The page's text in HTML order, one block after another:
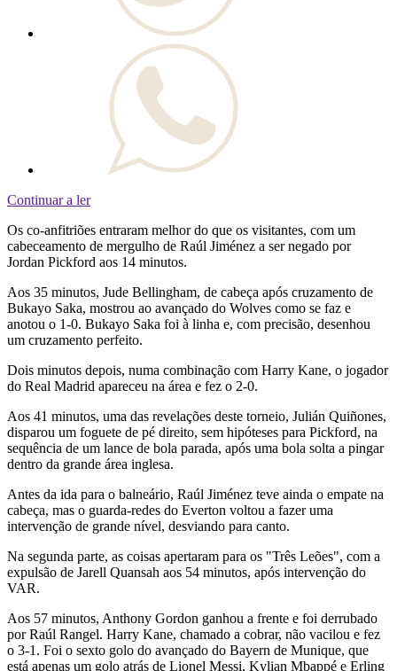
Continuar a ler
Os co-anfitriões entraram melhor do que os visitantes, com um
cabeceamento de mergulho de Raúl Jiménez a ser negado por
Jordan Pickford aos 14 minutos.
Aos 35 minutos, Jude Bellingham, de cabeça após cruzamento de
Bukayo Saka, mostrou ao avançado do Wolves como se faz e
anotou o 1-0. Bukayo Saka foi à linha e, com precisão, desenhou
um cruzamento perfeito.
Dois minutos depois, numa combinação com Harry Kane, o jogador
do Real Madrid apareceu na área e fez o 2-0.
Aos 41 minutos, uma das revelações deste torneio, Julián Quiñones,
disparou um foguete de pé direito, sem hipóteses para Pickford, na
sequência de um lance de bola parada, após uma bola solta a pingar
dentro da grande área inglesa.
Antes da ida para o balneário, Raúl Jiménez teve ainda o empate na
cabeça, mas o guarda-redes do Everton voltou a fazer uma
intervenção de grande nível, desviando para canto.
Na segunda parte, as coisas apertaram para os "Três Leões", com a
expulsão de Jarell Quansah aos 54 minutos, após intervenção do
VAR.
Aos 57 minutos, Anthony Gordon ganhou a frente e foi derrubado
por Raúl Rangel. Harry Kane, chamado a cobrar, não vacilou e fez
o 3-1. Foi o sexto golo do avançado do Bayern de Munique, que
está apenas um golo atrás de Lionel Messi, Kylian Mbappé e Erling